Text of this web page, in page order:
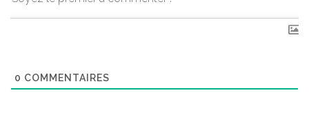
0 COMMENTAIRES